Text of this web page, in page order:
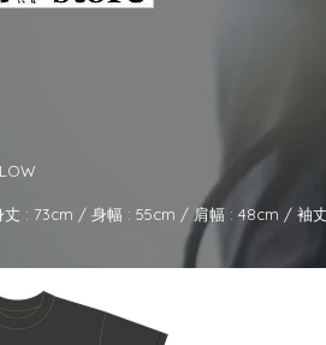
丈 : 73cm / 身幅 : 55cm / 肩幅 : 48cm / 袖丈